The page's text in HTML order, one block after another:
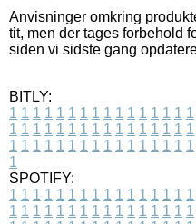
Anvisninger omkring
tit, men der tages forbehold
siden vi sidste gang
BITLY:
1 1 1 1 1 1 1 1 1 1 1 1 1 1 1 1
1 1 1 1 1 1 1 1 1 1 1 1 1 1 1 1
1 1 1 1 1 1 1 1 1 1 1 1 1 1 1 1
1
SPOTIFY:
1 1 1 1 1 1 1 1 1 1 1 1 1 1 1 1
1 1 1 1 1 1 1 1 1 1 1 1 1 1 1 1